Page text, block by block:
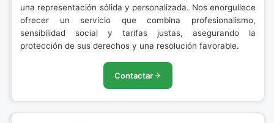
una representación sólida y personalizada. Nos enorgullece
ofrecer un servicio que combina profesionalismo,
sensibilidad social y tarifas justas, asegurando la
protección de sus derechos y una resolución favorable.
Contactar